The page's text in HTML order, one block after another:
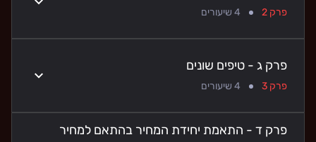
פרק 2 4 שיעורים
פרק ג - טיפים שונים
פרק 3 4 שיעורים
פרק ד - התאמת יחידת המחיר בהתאם למחיר